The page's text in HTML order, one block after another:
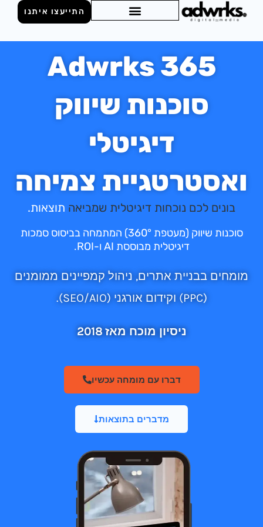
התייעצו איתנו
Adwrks 365
סוכנות שיווק
דיגיטלי
צמיחה
בונים לכם נוכחות דיגיטלית שמביאה תוצאות.
סוכנות שיווק (מעטפת 360°) המתמחה בביסוס סמכות
דיגיטלית מבוססת AI ו-ROI.
בבניית אתרים, ניהול קמפיינים ממומנים
ניסיון מוכח מאז 2018
דברו עם מומחה עכשיו
מדברים בתוצאות